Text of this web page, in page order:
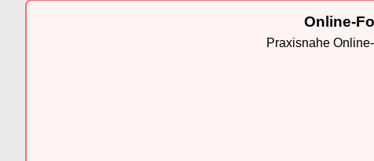
Online-
Praxisnahe